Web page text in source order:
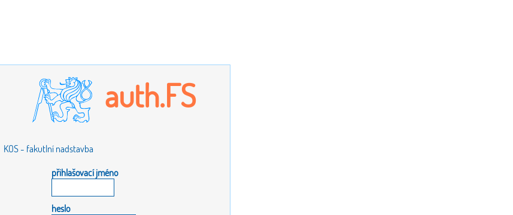
auth.FS
KOS - fakutlní nadstavba
přihlašovací jméno
heslo